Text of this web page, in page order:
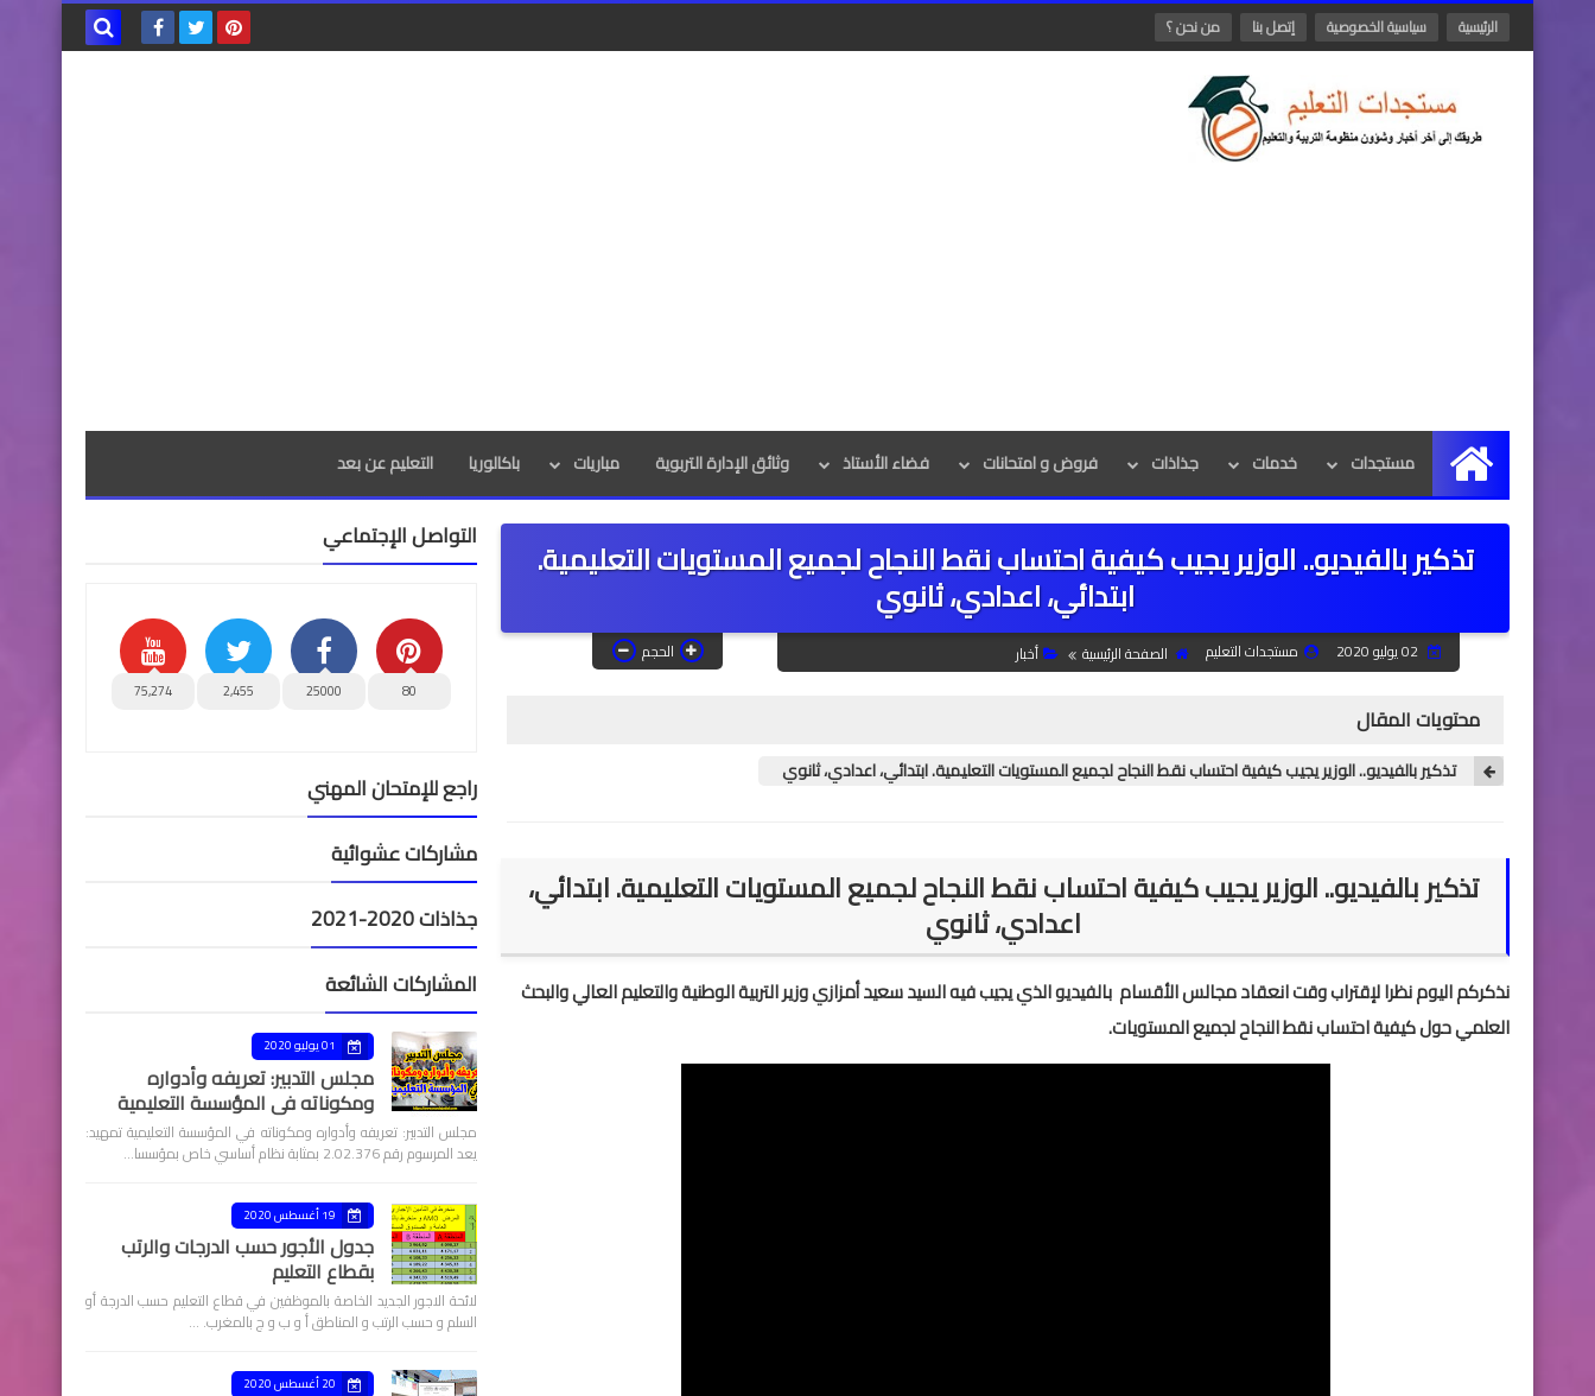
الرئيسية سياسية الخصوصية إتصل بنا من نحن ؟
الرئيسية
مستجدات خدمات جذاذات فروض و امتحانات فضاء الأستاذ وثائق الإدارة التربوية مباريات باكالوريا التعليم عن بعد
تذكير بالفيديو.. الوزير يجيب كيفية احتساب نقط النجاح لجميع المستويات التعليمية.
ابتدائي، اعدادي، ثانوي
02 يوليو 2020 مستجدات التعليم الصفحة الرئيسية أخبار الحجم
محتويات المقال
تذكير بالفيديو.. الوزير يجيب كيفية احتساب نقط النجاح لجميع المستويات التعليمية. ابتدائي، اعدادي، ثانوي
تذكير بالفيديو.. الوزير يجيب كيفية احتساب نقط النجاح لجميع المستويات التعليمية. ابتدائي،
اعدادي، ثانوي
نذكركم اليوم نظرا لإقتراب وقت انعقاد مجالس الأقسام بالفيديو الذي يجيب فيه السيد سعيد أمزازي وزير التربية الوطنية والتعليم العالي والبحث
العلمي حول كيفية احتساب نقط النجاح لجميع المستويات.
التواصل الإجتماعي
80
25000
2,455
75,274
راجع للإمتحان المهني
مشاركات عشوائية
جذاذات 2020-2021
المشاركات الشائعة
01 يوليو 2020
مجلس التدبير: تعريفه وأدواره
ومكوناته في المؤسسة التعليمية
مجلس التدبير: تعريفه وأدواره ومكوناته في المؤسسة التعليمية تمهيد:
يعد المرسوم رقم 2.02.376 بمثابة نظام أساسي خاص بمؤسسا…
19 أغسطس 2020
جدول الأجور حسب الدرجات والرتب
بقطاع التعليم
لائحة الاجور الجديد الخاصة بالموظفين في قطاع التعليم حسب الدرجة أو
السلم و حسب الرتب و المناطق أ و ب و ج بالمغرب. …
20 أغسطس 2020